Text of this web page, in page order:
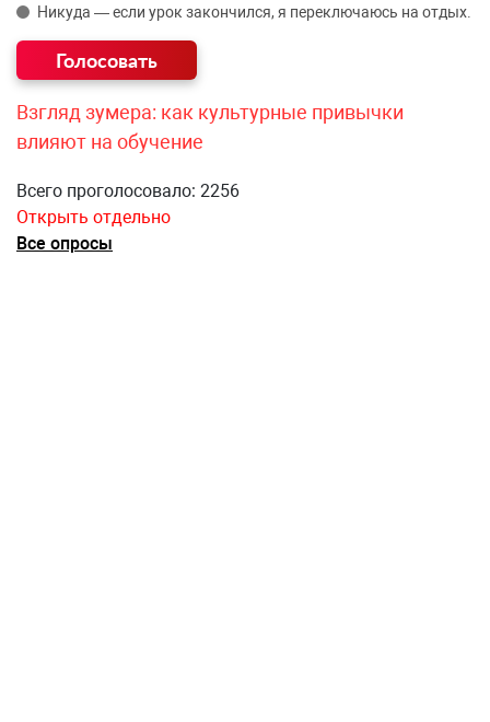
Никуда — если урок закончился, я переключаюсь на отдых.
Взгляд зумера: как культурные привычки
влияют на обучение
Всего проголосовало: 2256
Открыть отдельно
Все опросы